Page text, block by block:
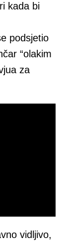
kada bi
podsjetio
“olakim
za
vidljivo,